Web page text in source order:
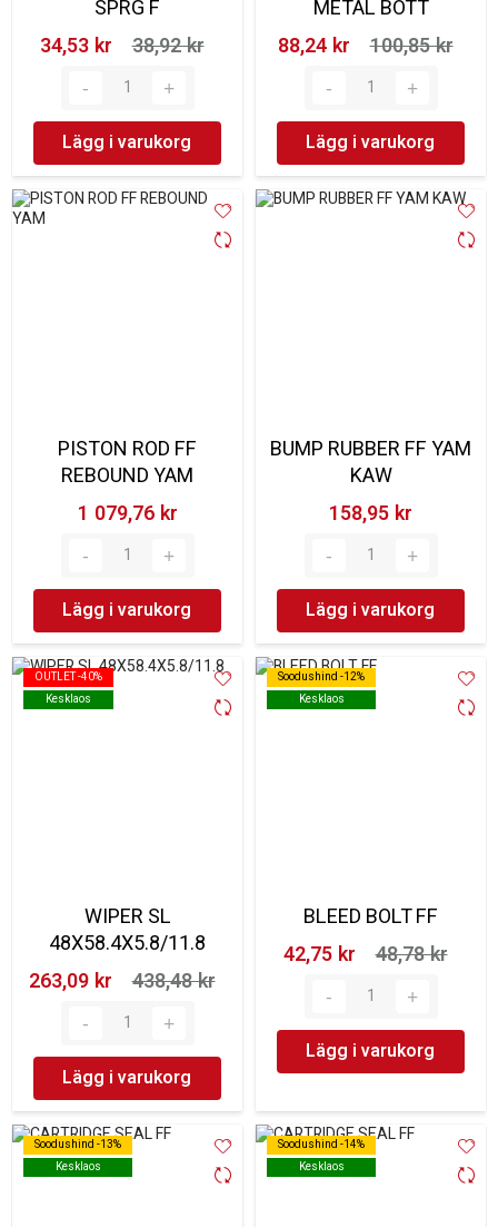
SPRG F
34,53 kr‎
38,92 kr‎
Lägg i varukorg
METAL BOTT
88,24 kr‎
100,85 kr‎
Lägg i varukorg
PISTON ROD FF
REBOUND YAM
1 079,76 kr‎
Lägg i varukorg
BUMP RUBBER FF YAM
KAW
158,95 kr‎
Lägg i varukorg
OUTLET -40%
Kesklaos
OUTLET -40%
Kesklaos
WIPER SL
48X58.4X5.8/11.8
263,09 kr‎
438,48 kr‎
Lägg i varukorg
Soodushind -12%
Kesklaos
Soodushind -12%
Kesklaos
BLEED BOLT FF
42,75 kr‎
48,78 kr‎
Lägg i varukorg
Soodushind -13%
Kesklaos
Soodushind -13%
Kesklaos
Soodushind -14%
Kesklaos
Soodushind -14%
Kesklaos